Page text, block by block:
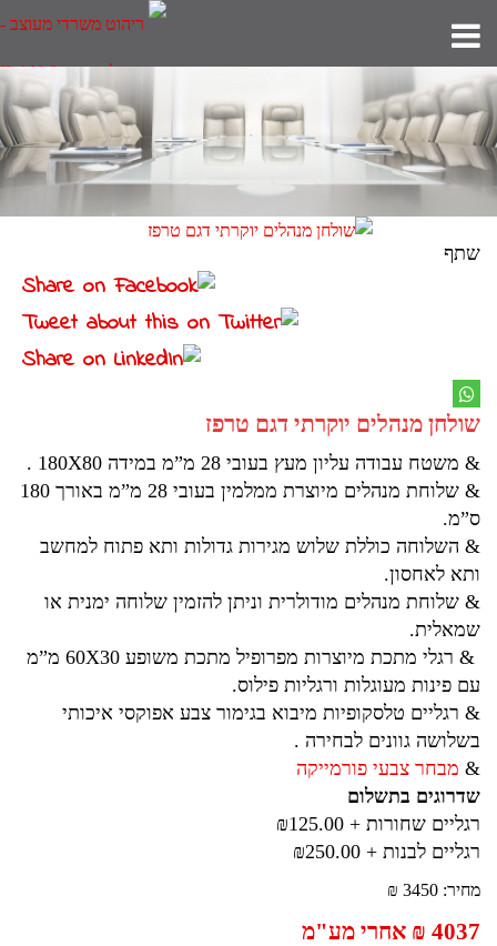
שתף
שולחן מנהלים יוקרתי דגם טרפז
& משטח עבודה עליון מעץ בעובי 28 מ”מ במידה 180X80 .
& שלוחת מנהלים מיוצרת ממלמין בעובי 28 מ”מ באורך 180
ס”מ.
& השלוחה כוללת שלוש מגירות גדולות ותא פתוח למחשב
ותא לאחסון.
& שלוחת מנהלים מודולרית וניתן להזמין שלוחה ימנית או
שמאלית.
& רגלי מתכת מיוצרות מפרופיל מתכת משופע 60X30 מ”מ
עם פינות מעוגלות ורגליות פילוס.
& רגליים טלסקופיות מיבוא בגימור צבע אפוקסי איכותי
בשלושה גוונים לבחירה .
& מבחר צבעי פורמייקה
שדרוגים בתשלום
רגליים שחורות + ₪125.00
רגליים לבנות + ₪250.00
מחיר: 3450 ₪
4037 ₪ אחרי מע"מ